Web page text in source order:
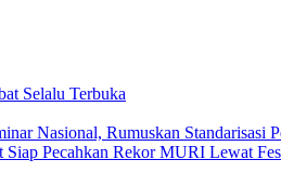
Selalu Terbuka
Nasional, Rumuskan Standarisasi
Pecahkan Rekor MURI Lewat